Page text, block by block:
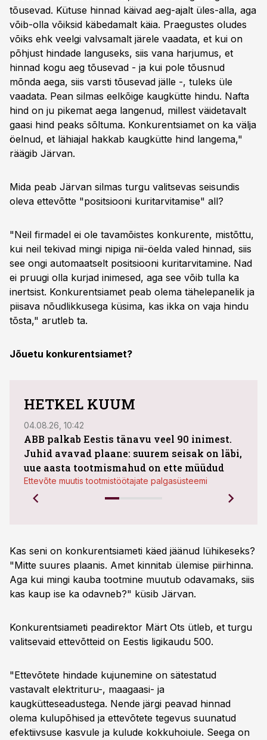
tõusevad. Kütuse hinnad käivad aeg-ajalt üles-alla, aga
võib-olla võiksid käbedamalt käia. Praegustes oludes
võiks ehk veelgi valvsamalt järele vaadata, et kui on
põhjust hindade languseks, siis vana harjumus, et
hinnad kogu aeg tõusevad - ja kui pole tõusnud
mõnda aega, siis varsti tõusevad jälle -, tuleks üle
vaadata. Pean silmas eelkõige kaugkütte hindu. Nafta
hind on ju pikemat aega langenud, millest väidetavalt
gaasi hind peaks sõltuma. Konkurentsiamet on ka välja
öelnud, et lähiajal hakkab kaugkütte hind langema,"
räägib Järvan.
Mida peab Järvan silmas turgu valitsevas seisundis
oleva ettevõtte "positsiooni kuritarvitamise" all?
"Neil firmadel ei ole tavamõistes konkurente, mistõttu,
kui neil tekivad mingi nipiga nii-öelda valed hinnad, siis
see ongi automaatselt positsiooni kuritarvitamine. Nad
ei pruugi olla kurjad inimesed, aga see võib tulla ka
inertsist. Konkurentsiamet peab olema tähelepanelik ja
piisava nõudlikkusega küsima, kas ikka on vaja hindu
tõsta," arutleb ta.
Jõuetu konkurentsiamet?
HETKEL KUUM
04.08.26, 10:42
ABB palkab Eestis tänavu veel 90 inimest.
Juhid avavad plaane: suurem seisak on läbi,
uue aasta tootmismahud on ette müüdud
Ettevõte muutis tootmistöötajate palgasüsteemi
Kas seni on konkurentsiameti käed jäänud lühikeseks?
"Mitte suures plaanis. Amet kinnitab ülemise piirhinna.
Aga kui mingi kauba tootmine muutub odavamaks, siis
kas kaup ise ka odavneb?" küsib Järvan.
Konkurentsiameti peadirektor Märt Ots ütleb, et turgu
valitsevaid ettevõtteid on Eestis ligikaudu 500.
"Ettevõtete hindade kujunemine on sätestatud
vastavalt elektrituru-, maagaasi- ja
kaugkütteseadustega. Nende järgi peavad hinnad
olema kulupõhised ja ettevõtete tegevus suunatud
efektiivsuse kasvule ja kulude kokkuhoiule. Seega on